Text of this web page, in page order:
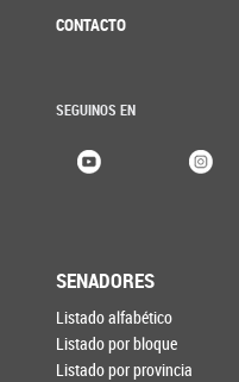
CONTACTO
SEGUINOS EN
SENADORES
Listado alfabético
Listado por bloque
Listado por provincia